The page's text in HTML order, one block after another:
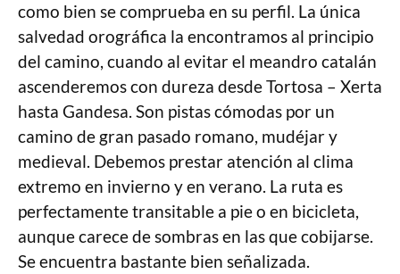
como bien se comprueba en su perfil. La única
salvedad orográfica la encontramos al principio
del camino, cuando al evitar el meandro catalán
ascenderemos con dureza desde Tortosa – Xerta
hasta Gandesa. Son pistas cómodas por un
camino de gran pasado romano, mudéjar y
medieval. Debemos prestar atención al clima
extremo en invierno y en verano. La ruta es
perfectamente transitable a pie o en bicicleta,
aunque carece de sombras en las que cobijarse.
Se encuentra bastante bien señalizada.